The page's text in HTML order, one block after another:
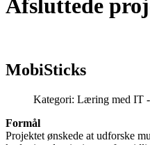
Afsluttede
MobiSticks
Kategori: Læring med IT
Formål
Projektet ønskede at udforske